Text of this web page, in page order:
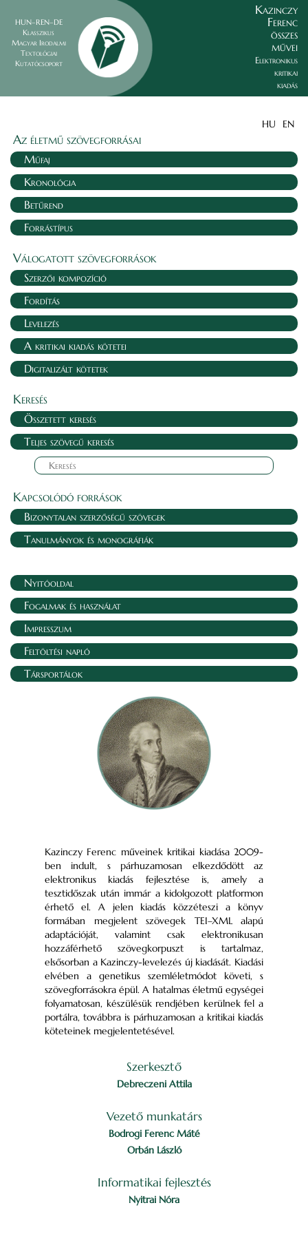
HUN–REN–DE
Klasszikus
Magyar Irodalmi
Textológiai
Kutatócsoport
Kazinczy
Ferenc
összes
művei
Elektronikus
kritikai
kiadás
HU EN
Az életmű szövegforrásai
Műfaj
Kronológia
Betűrend
Forrástípus
Válogatott szövegforrások
Szerzői kompozíció
Fordítás
Levelezés
A kritikai kiadás kötetei
Digitalizált kötetek
Keresés
Összetett keresés
Teljes szövegű keresés
Kapcsolódó források
Bizonytalan szerzőségű szövegek
Tanulmányok és monográfiák
Nyitóoldal
Fogalmak és használat
Impresszum
Feltöltési napló
Társportálok
Kazinczy Ferenc műveinek kritikai kiadása 2009-
ben indult, s párhuzamosan elkezdődött az
elektronikus kiadás fejlesztése is, amely a
tesztidőszak után immár a kidolgozott platformon
érhető el. A jelen kiadás közzéteszi a könyv
formában megjelent szövegek TEI–XML alapú
adaptációját, valamint csak elektronikusan
hozzáférhető szövegkorpuszt is tartalmaz,
elsősorban a Kazinczy-levelezés új kiadását. Kiadási
elvében a genetikus szemléletmódot követi, s
szövegforrásokra épül. A hatalmas életmű egységei
folyamatosan, készülésük rendjében kerülnek fel a
portálra, továbbra is párhuzamosan a kritikai kiadás
köteteinek megjelentetésével.
Szerkesztő
Debreczeni Attila
Vezető munkatárs
Bodrogi Ferenc Máté
Orbán László
Informatikai fejlesztés
Nyitrai Nóra